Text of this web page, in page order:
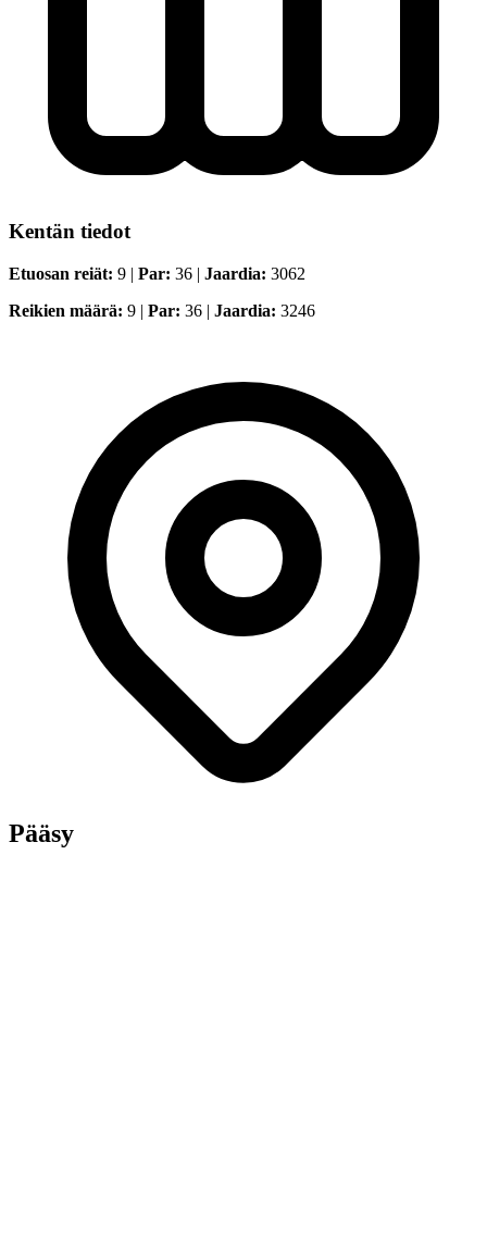
Kentän tiedot
Etuosan reiät: 9 | Par: 36 | Jaardia: 3062
Reikien määrä: 9 | Par: 36 | Jaardia: 3246
Pääsy